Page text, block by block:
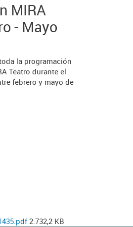
MIRA
- Mayo
la programación
Teatro durante el
febrero y mayo de
2.732,2 KB